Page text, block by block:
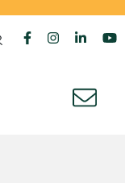
Lien vers le
Lien vers
Lien